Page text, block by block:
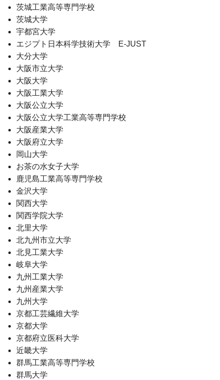
茨城工業高等専門学校
茨城大学
宇都宮大学
エジプト日本科学技術大学 E-JUST
大分大学
大阪市立大学
大阪大学
大阪工業大学
大阪公立大学
大阪公立大学工業高等専門学校
大阪産業大学
大阪府立大学
岡山大学
お茶の水女子大学
鹿児島工業高等専門学校
金沢大学
関西大学
関西学院大学
北里大学
北九州市立大学
北見工業大学
岐阜大学
九州工業大学
九州産業大学
九州大学
京都工芸繊維大学
京都大学
京都府立医科大学
近畿大学
群馬工業高等専門学校
群馬大学